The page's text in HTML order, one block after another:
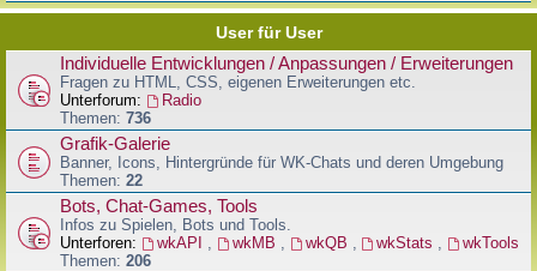
User für User
Individuelle Entwicklungen / Anpassungen / Erweiterungen
Fragen zu HTML, CSS, eigenen Erweiterungen etc.
Unterforum:
Radio
Themen: 736
Grafik-Galerie
Banner, Icons, Hintergründe für WK-Chats und deren Umgebung
Themen: 22
Bots, Chat-Games, Tools
Infos zu Spielen, Bots und Tools.
Unterforen:
wkAPI , wkMB , wkQB , wkStats ,
wkTools
Themen: 206